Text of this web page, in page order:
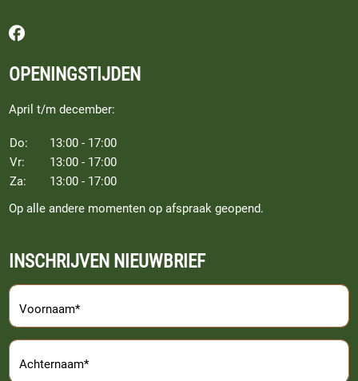
Volg ons op Facebook
OPENINGSTIJDEN
April t/m december:
Do:
13:00 - 17:00
Vr:
13:00 - 17:00
Za:
13:00 - 17:00
Op alle andere momenten op afspraak geopend.
INSCHRIJVEN NIEUWBRIEF
Voornaam*
Achternaam*